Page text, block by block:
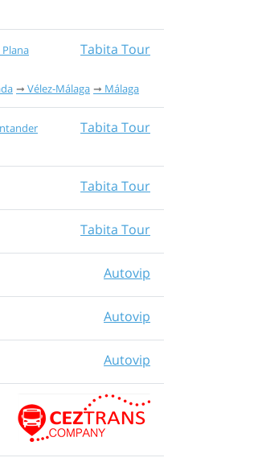
Tabita Tour
Vélez-Málaga Málaga
Tabita Tour
Tabita Tour
Tabita Tour
Autovip
Autovip
Autovip